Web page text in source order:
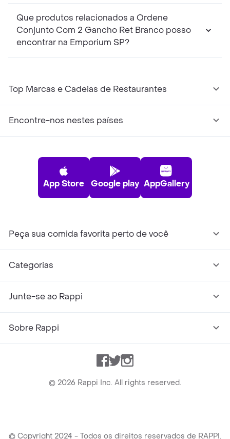
Que produtos relacionados a Ordene
Conjunto Com 2 Gancho Ret Branco posso
encontrar na Emporium SP?
Top Marcas e Cadeias de Restaurantes
Encontre-nos nestes países
App Store Google play AppGallery
Peça sua comida favorita perto de você
Categorias
Junte-se ao Rappi
Sobre Rappi
Facebook
TwitterInstagram
© 2026 Rappi Inc. All rights reserved.
© Copyright 2024 - Todos os direitos reservados de RAPPI.